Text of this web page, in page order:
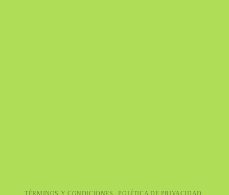
TÉRMINOS Y CONDICIONES POLÍTICA DE PRIVACIDAD